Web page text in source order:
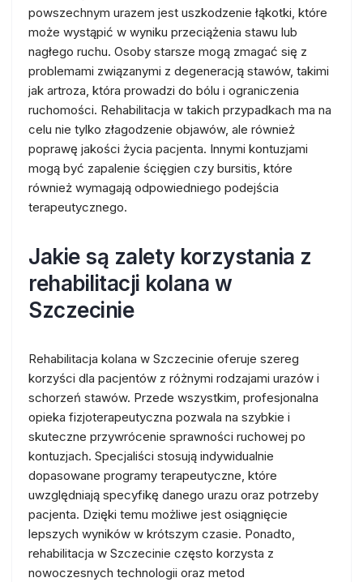
powszechnym urazem jest uszkodzenie łąkotki, które
może wystąpić w wyniku przeciążenia stawu lub
nagłego ruchu. Osoby starsze mogą zmagać się z
problemami związanymi z degeneracją stawów, takimi
jak artroza, która prowadzi do bólu i ograniczenia
ruchomości. Rehabilitacja w takich przypadkach ma na
celu nie tylko złagodzenie objawów, ale również
poprawę jakości życia pacjenta. Innymi kontuzjami
mogą być zapalenie ścięgien czy bursitis, które
również wymagają odpowiedniego podejścia
terapeutycznego.
Jakie są zalety korzystania z
rehabilitacji kolana w
Szczecinie
Rehabilitacja kolana w Szczecinie oferuje szereg
korzyści dla pacjentów z różnymi rodzajami urazów i
schorzeń stawów. Przede wszystkim, profesjonalna
opieka fizjoterapeutyczna pozwala na szybkie i
skuteczne przywrócenie sprawności ruchowej po
kontuzjach. Specjaliści stosują indywidualnie
dopasowane programy terapeutyczne, które
uwzględniają specyfikę danego urazu oraz potrzeby
pacjenta. Dzięki temu możliwe jest osiągnięcie
lepszych wyników w krótszym czasie. Ponadto,
rehabilitacja w Szczecinie często korzysta z
nowoczesnych technologii oraz metod